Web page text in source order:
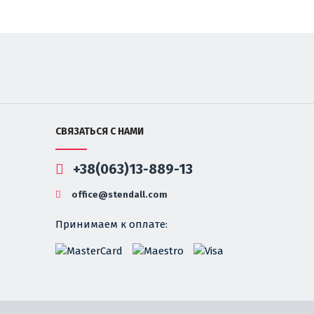
СВЯЗАТЬСЯ С НАМИ
+38(063)13-889-13
office@stendall.com
Принимаем к оплате: